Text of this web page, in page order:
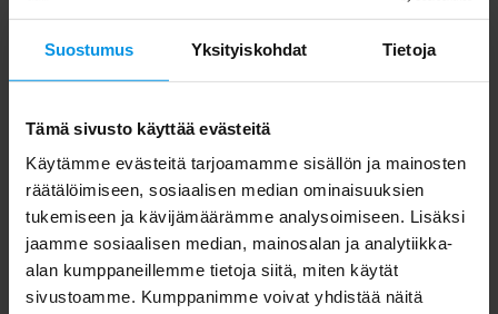
Suostumus Yksityiskohdat Tietoja
Tämä sivusto käyttää evästeitä
Käytämme evästeitä tarjoamamme sisällön ja mainosten
räätälöimiseen, sosiaalisen median ominaisuuksien
tukemiseen ja kävijämäärämme analysoimiseen. Lisäksi
jaamme sosiaalisen median, mainosalan ja analytiikka-
alan kumppaneillemme tietoja siitä, miten käytät
sivustoamme. Kumppanimme voivat yhdistää näitä
mahdollistamaan digitalisaation hyödyt
kunnan vesihuollolle”, kertoo Digitan IoT-
Miettinen .
Median yhteydenotot:
Suomussalmen kunnan vesihuolto,
vesihuoltopäällikkö Jukka Malinen, p.